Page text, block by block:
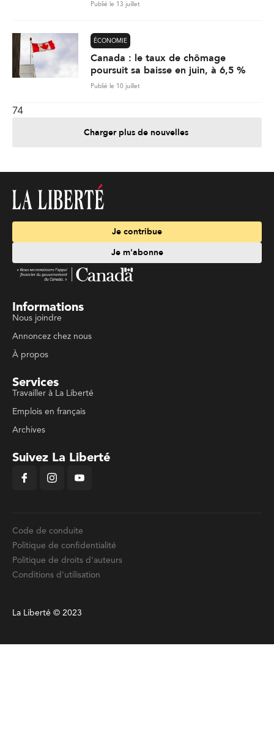
Publié le 13 juillet
ÉCONOMIE
Canada : le taux de chômage
poursuit sa baisse en juin, à 6,5 %
Publié le 10 juillet
74
Charger plus de nouvelles
Je contribue
Je m'abonne
Informations
Nous joindre
Annoncez chez nous
À propos
Services
Travailler à La Liberté
Emplois en français
Archives
Suivez La Liberté
Code de conduite
Politique de confidentialité
Politique de droits d'auteurs
Conditions d'utilisation
La Liberté © 2023